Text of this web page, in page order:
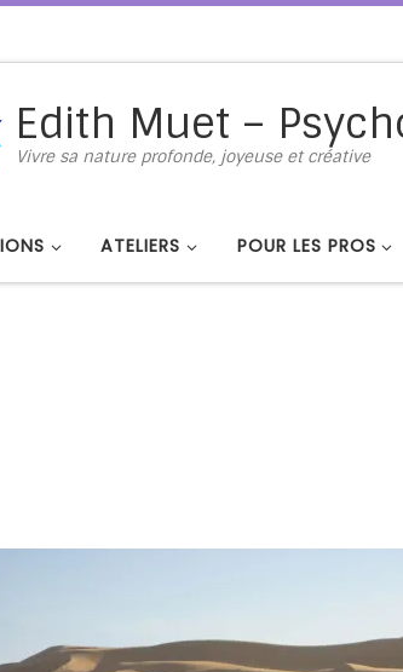
Edith Muet –
Vivre sa nature profonde, joyeuse et créative
ATELIERS POUR LES PROS